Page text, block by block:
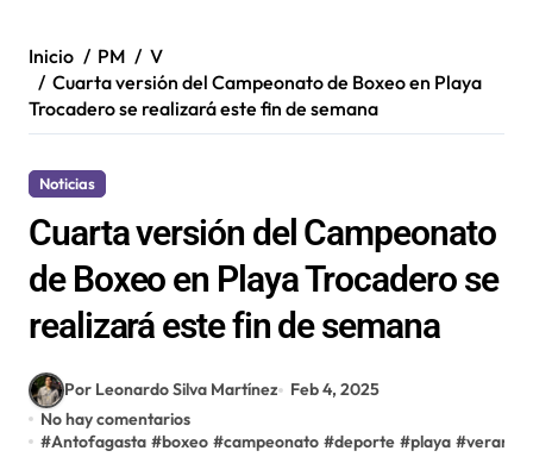
Inicio PM
V
Cuarta versión del Campeonato de Boxeo en Playa
Trocadero se realizará este fin de semana
Noticias
Cuarta versión del Campeonato
de Boxeo en Playa Trocadero se
realizará este fin de semana
Por Leonardo Silva Martínez
Feb 4, 2025
No hay comentarios
#Antofagasta #boxeo #campeonato #deporte #playa #verano